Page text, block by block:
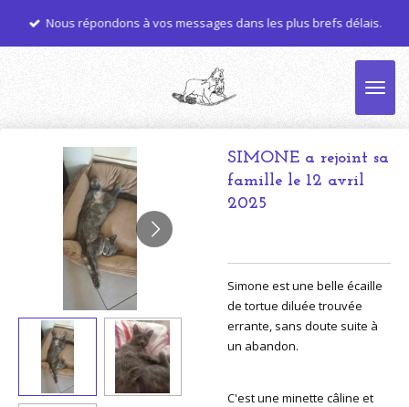
Passer Nous répondons à vos messages dans les plus brefs délais.
SIMONE a rejoint sa
famille le 12 avril
2025
Simone est une belle écaille
de tortue diluée trouvée
errante, sans doute suite à
un abandon.
C'est une minette câline et